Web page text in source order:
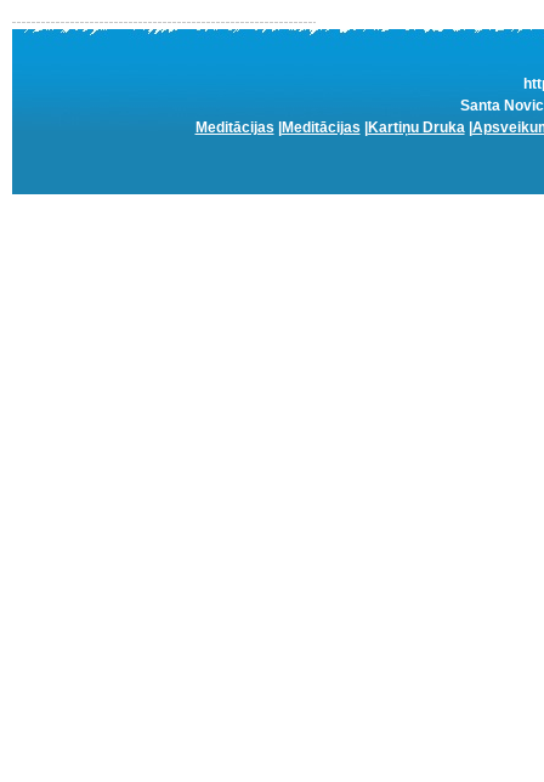
Santa
Meditācijas
Meditācijas Kartiņu Druka|